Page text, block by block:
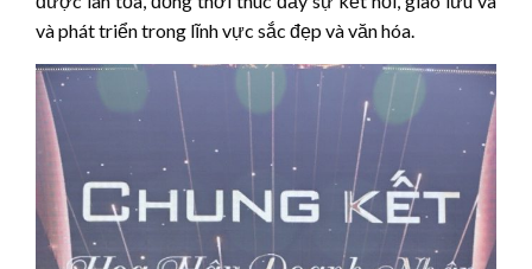
và phát triển trong lĩnh vực sắc đẹp và văn hóa.